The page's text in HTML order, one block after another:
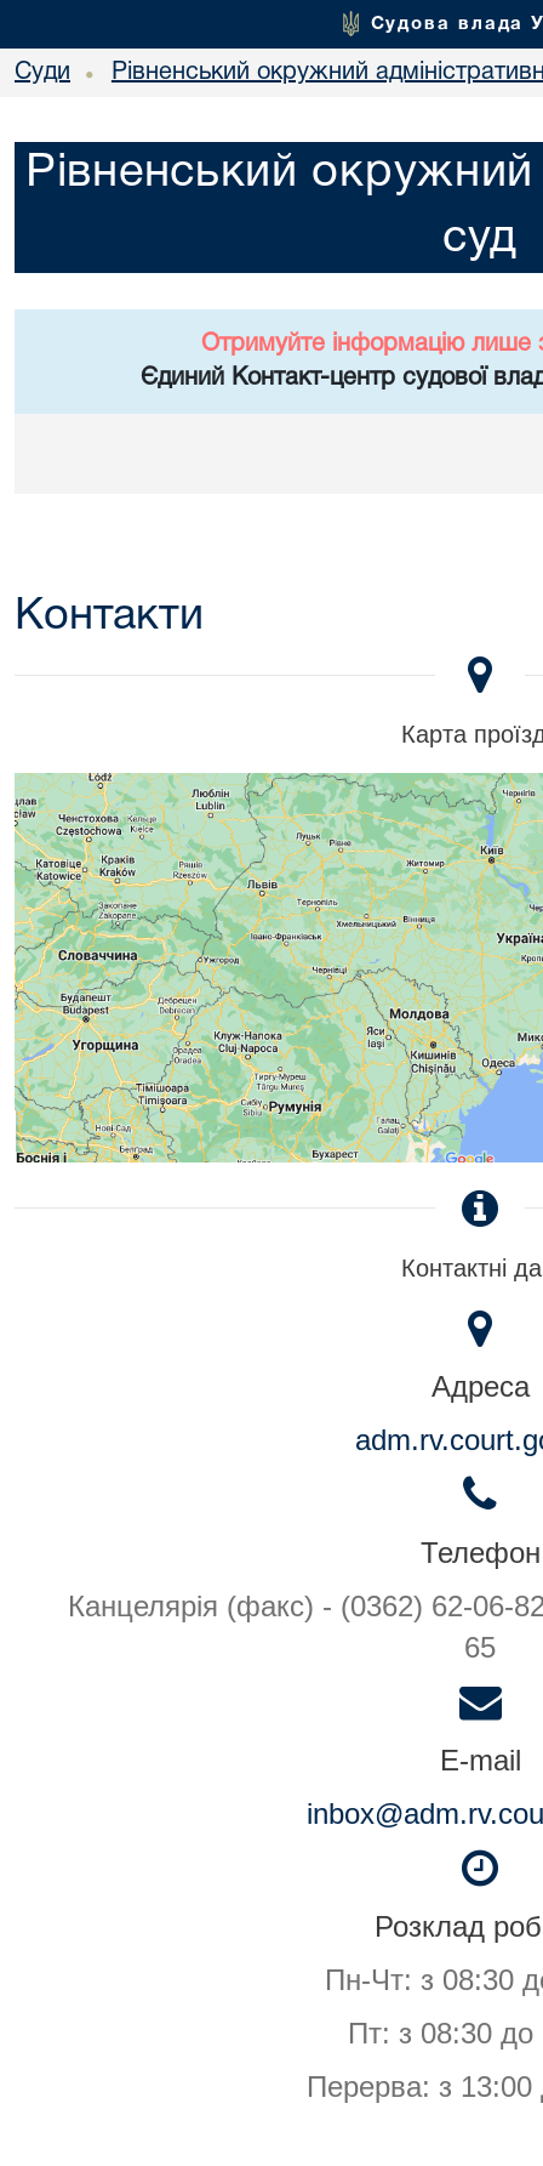
Судова влада
Суди • Рівненський окружний
Рівненський окружний
суд
Отримуйте інформацію лише
Єдиний Контакт-центр судової
Контакти
Карта
Контактні
Адреса
Телефон
Канцелярія (факс) - (0362) 62-06-
65
E-mail
Розклад
Пн-Чт: з 08:30
Пт: з 08:30 до
Перерва: з 13:00